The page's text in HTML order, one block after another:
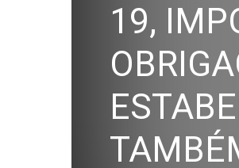
19,